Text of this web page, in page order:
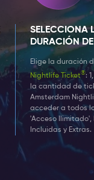
SELECCIONA
DURACIÓN
Elige la duración
Nightlife Ticket®:
la cantidad de
Amsterdam
acceder a todos
'Acceso Ilimitado',
Incluidas y Extras.